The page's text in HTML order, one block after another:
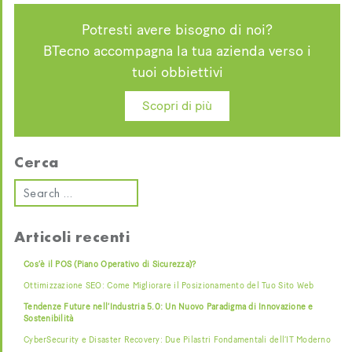
Potresti avere bisogno di noi?
BTecno accompagna la tua azienda verso i
tuoi obbiettivi
Scopri di più
Cerca
Articoli recenti
Cos’è il POS (Piano Operativo di Sicurezza)?
Ottimizzazione SEO: Come Migliorare il Posizionamento del Tuo Sito Web
Tendenze Future nell’Industria 5.0: Un Nuovo Paradigma di Innovazione e
Sostenibilità
CyberSecurity e Disaster Recovery: Due Pilastri Fondamentali dell’IT Moderno